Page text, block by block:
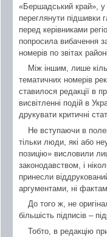
«Бершадський край», у
переглянути підшивки
перед керівниками
попросила вибачення
номерів по звітах
Між іншим, лише
тематичних номерів
ставилося редакції в
висвітленні подій в
друкувати критичні
Не вступаючи в
тільки люди, які або
позицію» висловили
законодавством, і
принесли
аргументами, ні
До того ж, не
більшість підписів –
Тобто, в редакцію